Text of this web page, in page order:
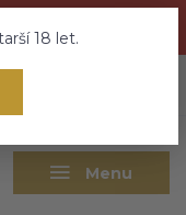
ještě mnohem víc
18 let.
Menu